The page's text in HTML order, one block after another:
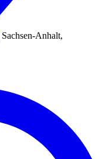
Sachsen-Anhalt,